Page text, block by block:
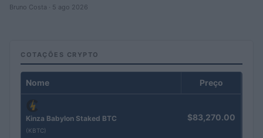
Bruno Costa · 5 ago 2026
COTAÇÕES CRYPTO
Nome Preço
Kinza Babylon Staked BTC
(KBTC)
$83,270.00